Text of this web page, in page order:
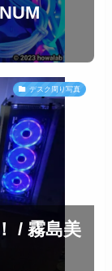
デスク周り写真
/ 霧島美